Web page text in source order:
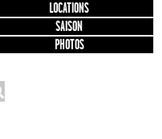
LOCATIONS
SAISON
PHOTOS